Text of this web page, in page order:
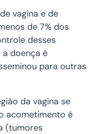
vagina e de
de 7% dos
desses
doença é
para outras
da vagina se
acometimento é
(tumores